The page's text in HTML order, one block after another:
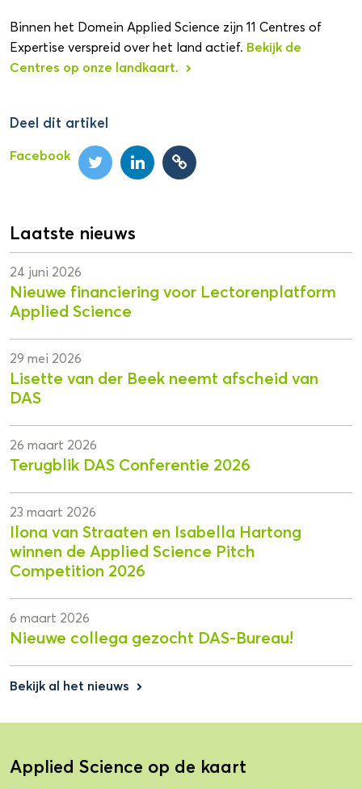
Binnen het Domein Applied Science zijn 11 Centres of
Expertise verspreid over het land actief. Bekijk de
Centres op onze landkaart.
Deel dit artikel
Facebook
Laatste nieuws
24 juni 2026
Nieuwe financiering voor Lectorenplatform
Applied Science
29 mei 2026
Lisette van der Beek neemt afscheid van
DAS
26 maart 2026
Terugblik DAS Conferentie 2026
23 maart 2026
Ilona van Straaten en Isabella Hartong
winnen de Applied Science Pitch
Competition 2026
6 maart 2026
Nieuwe collega gezocht DAS-Bureau!
Bekijk al het nieuws keyboard_arrow_right
Applied Science op de kaart